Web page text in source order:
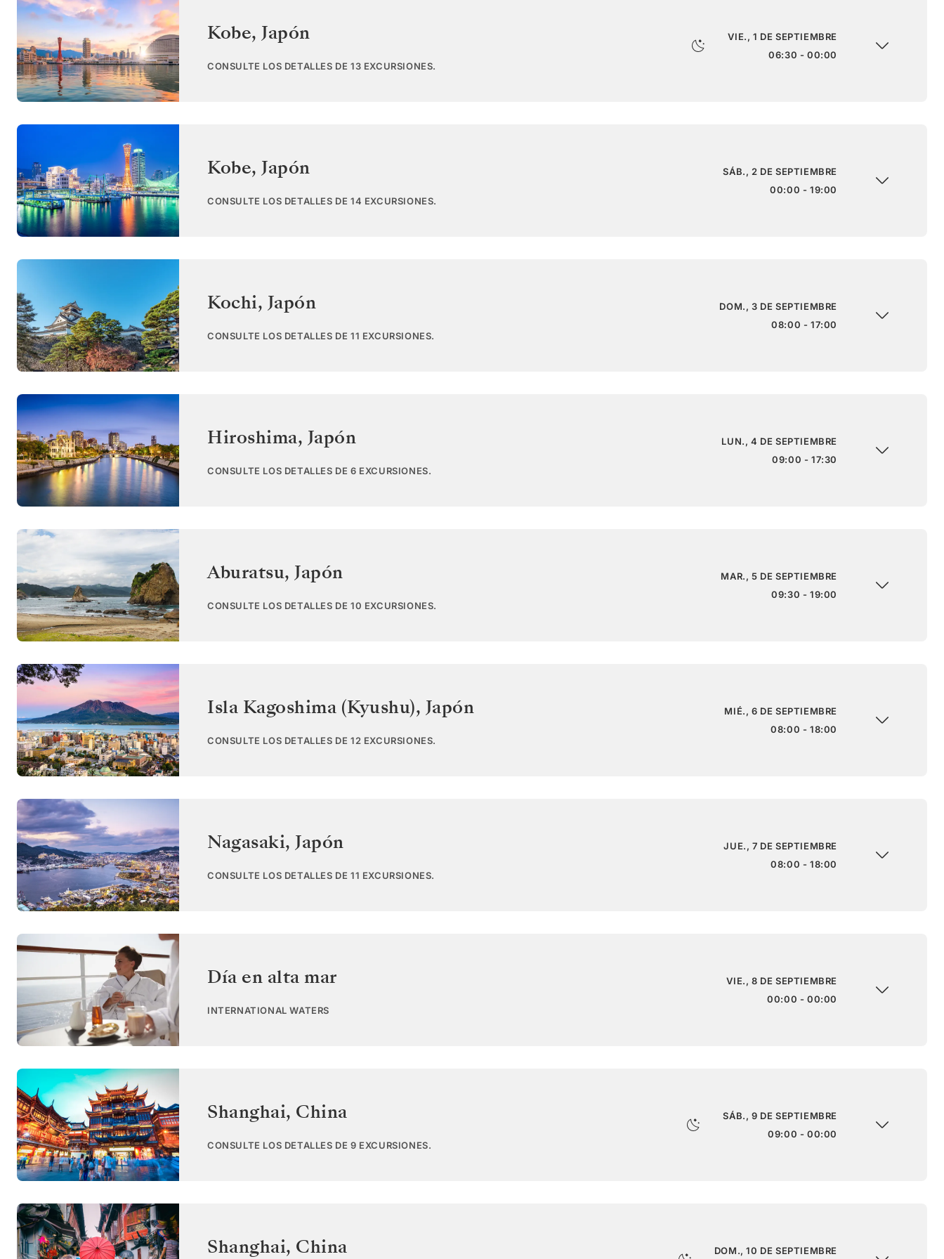
Kobe, Japón
CONSULTE LOS DETALLES DE 13 EXCURSIONES.
VIE., 1 DE SEPTIEMBRE
06:30 - 00:00
Kobe, Japón
CONSULTE LOS DETALLES DE 14 EXCURSIONES.
SÁB., 2 DE SEPTIEMBRE
00:00 - 19:00
Kochi, Japón
CONSULTE LOS DETALLES DE 11 EXCURSIONES.
DOM., 3 DE SEPTIEMBRE
08:00 - 17:00
Hiroshima, Japón
CONSULTE LOS DETALLES DE 6 EXCURSIONES.
LUN., 4 DE SEPTIEMBRE
09:00 - 17:30
Aburatsu, Japón
CONSULTE LOS DETALLES DE 10 EXCURSIONES.
MAR., 5 DE SEPTIEMBRE
09:30 - 19:00
Isla Kagoshima (Kyushu), Japón
CONSULTE LOS DETALLES DE 12 EXCURSIONES.
MIÉ., 6 DE SEPTIEMBRE
08:00 - 18:00
Nagasaki, Japón
CONSULTE LOS DETALLES DE 11 EXCURSIONES.
JUE., 7 DE SEPTIEMBRE
08:00 - 18:00
Día en alta mar
INTERNATIONAL WATERS
VIE., 8 DE SEPTIEMBRE
00:00 - 00:00
Shanghai, China
CONSULTE LOS DETALLES DE 9 EXCURSIONES.
SÁB., 9 DE SEPTIEMBRE
09:00 - 00:00
Shanghai, China DOM., 10 DE SEPTIEMBRE